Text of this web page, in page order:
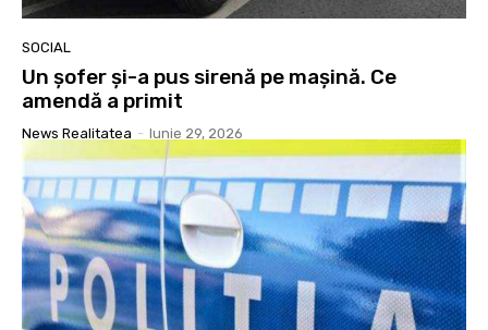
SOCIAL
Un șofer și-a pus sirenă pe mașină. Ce
amendă a primit
News Realitatea - Iunie 29, 2026